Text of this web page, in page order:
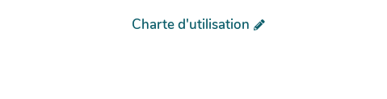
Charte d'utilisation